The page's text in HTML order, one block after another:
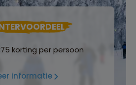
korting per persoon
informatie